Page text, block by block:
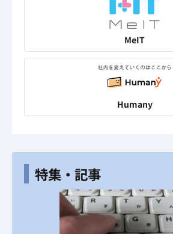
MeIT
Humany
特集・記事